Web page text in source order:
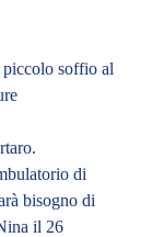
piccolo soffio al
.
di
bisogno di
il 26